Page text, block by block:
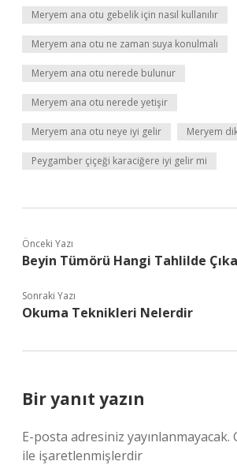
Meryem ana otu gebelik için nasıl kullanılır
Meryem ana otu ne zaman suya konulmalı
Meryem ana otu nerede bulunur
Meryem ana otu nerede yetişir
Meryem ana otu neye iyi gelir Meryem
Peygamber çiçeği karaciğere iyi gelir mi
Önceki Yazı
Beyin Tümörü Hangi Tahlilde
Sonraki Yazı
Okuma Teknikleri Nelerdir
Bir yanıt yazın
E-posta adresiniz yayınlanmayacak.
ile işaretlenmişlerdir